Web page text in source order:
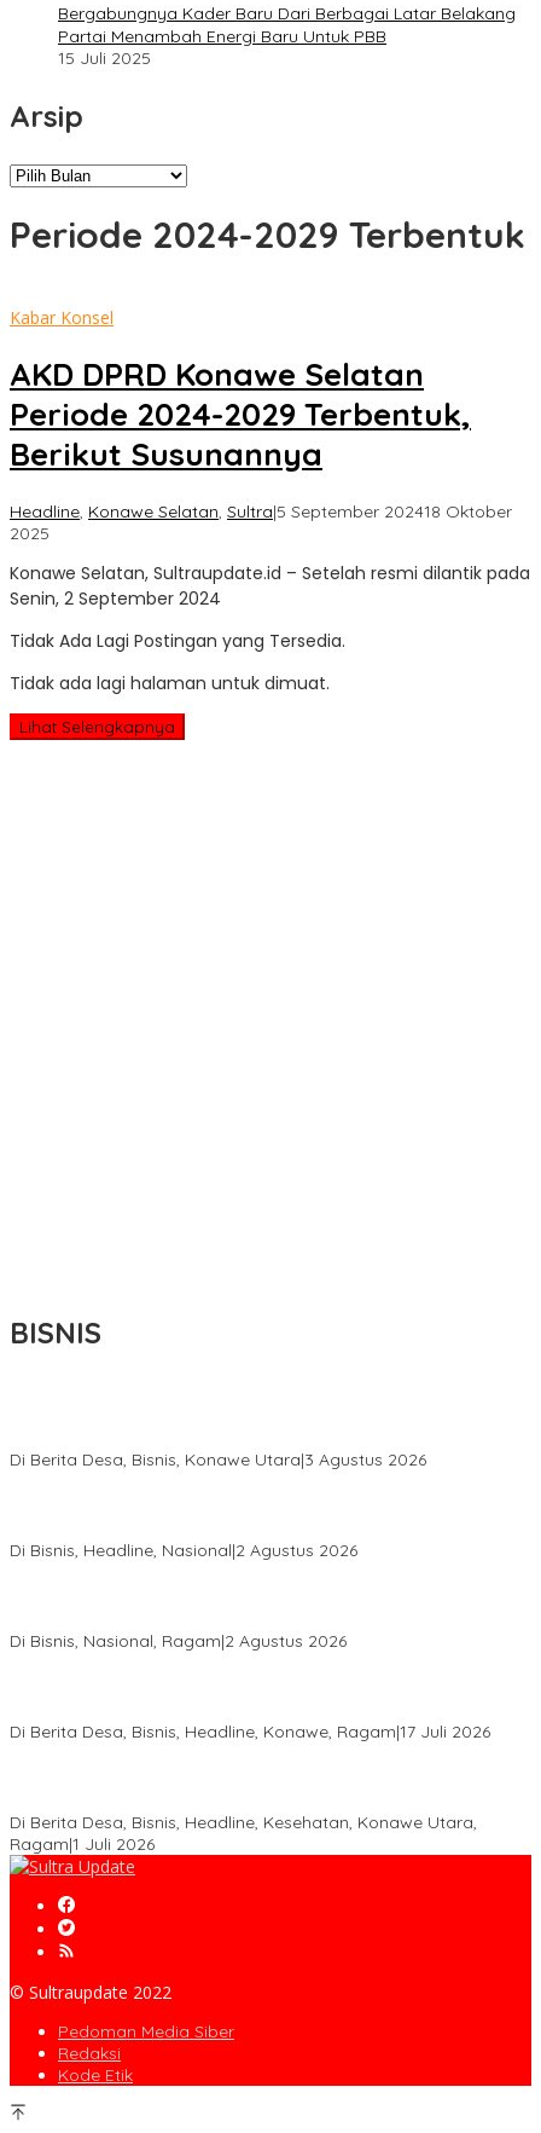
Bergabungnya Kader Baru Dari Berbagai Latar Belakang
Partai Menambah Energi Baru Untuk PBB
15 Juli 2025
Arsip
Arsip
Periode 2024-2029 Terbentuk
Kabar Konsel
AKD DPRD Konawe Selatan
Periode 2024-2029 Terbentuk,
Berikut Susunannya
Headline, Konawe Selatan, Sultra|5 September 202418 Oktober
2025
Update
Konawe Selatan, Sultraupdate.id – Setelah resmi dilantik pada
Senin, 2 September 2024
Tidak Ada Lagi Postingan yang Tersedia.
Tidak ada lagi halaman untuk dimuat.
Lihat Selengkapnya
BISNIS
Di Berita Desa, Bisnis, Konawe Utara|3 Agustus 2026
Di Bisnis, Headline, Nasional|2 Agustus 2026
Di Bisnis, Nasional, Ragam|2 Agustus 2026
Di Berita Desa, Bisnis, Headline, Konawe, Ragam|17 Juli 2026
Di Berita Desa, Bisnis, Headline, Kesehatan, Konawe Utara,
Ragam|1 Juli 2026
© Sultraupdate 2022
Pedoman Media Siber
Redaksi
Kode Etik